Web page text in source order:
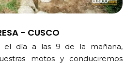
- CUSCO
el día a las 9 de la mañana,
motos y conduciremos